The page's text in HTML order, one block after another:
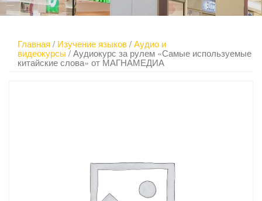
Главная / Изучение языков/Аудио и
видеокурсы/ Аудиокурс за рулем «Самые используемые
китайские слова» от МАГНАМЕДИА